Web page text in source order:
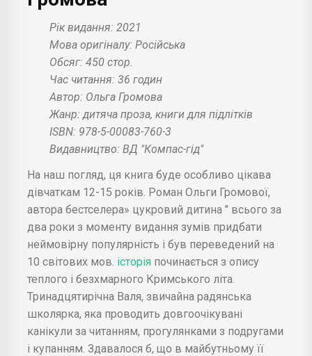
Рік видання: 2021
Мова оригіналу: Російська
Обсяг: 450 стор.
Час читання: 36 годин
Автор: Ольга Громова
Жанр: дитяча проза, книги для підлітків
ISBN: 978-5-00083-760-3
Видавництво: ВД "Компас-гід"
На наш погляд, ця книга буде особливо цікава
дівчаткам 12-15 років. Роман Ольги Громової,
автора бестселера» цукровий дитина " всього за
два роки з моменту видання зумів придбати
неймовірну популярність і був переведений на
10 світових мов. історія починається з опису
теплого і безхмарного Кримського літа.
Тринадцятирічна Валя, звичайна радянська
школярка, яка проводить довгоочікувані
канікули за читанням, прогулянками з подругами
і купанням. Здавалося б, що в майбутньому її